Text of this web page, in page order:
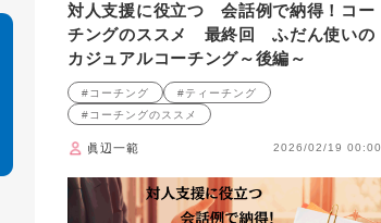
対人支援に役立つ 会話例で納得！コー
チングのススメ 最終回 ふだん使いの
カジュアルコーチング～後編～
#コーチング
#ティーチング
#コーチングのススメ
眞辺一範 2026/02/19 00:00